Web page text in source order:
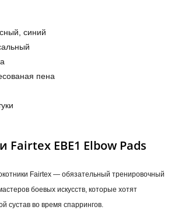
синий
пена
Fairtex EBE1 Elbow Pads
Fairtex — обязательный тренировочный
боевых искусств, которые хотят
сустав во время спаррингов.